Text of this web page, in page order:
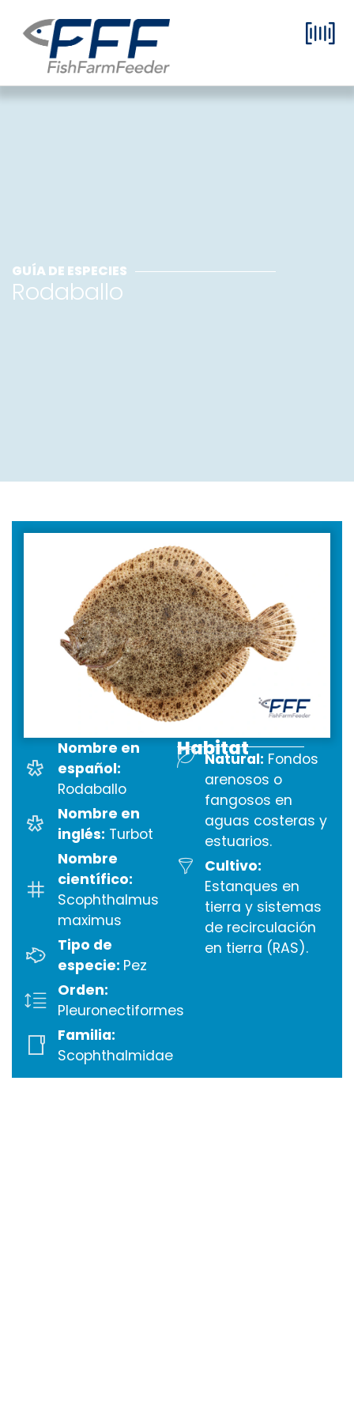
GUÍA DE ESPECIES
Rodaballo
Nombre en
español:
Rodaballo
Nombre en
inglés: Turbot
Nombre
científico:
Scophthalmus
maximus
Tipo de
especie: Pez
Orden:
Pleuronectiformes
Familia:
Scophthalmidae
Habitat
Natural: Fondos
arenosos o
fangosos en
aguas costeras y
estuarios.
Cultivo:
Estanques en
tierra y sistemas
de recirculación
en tierra (RAS).